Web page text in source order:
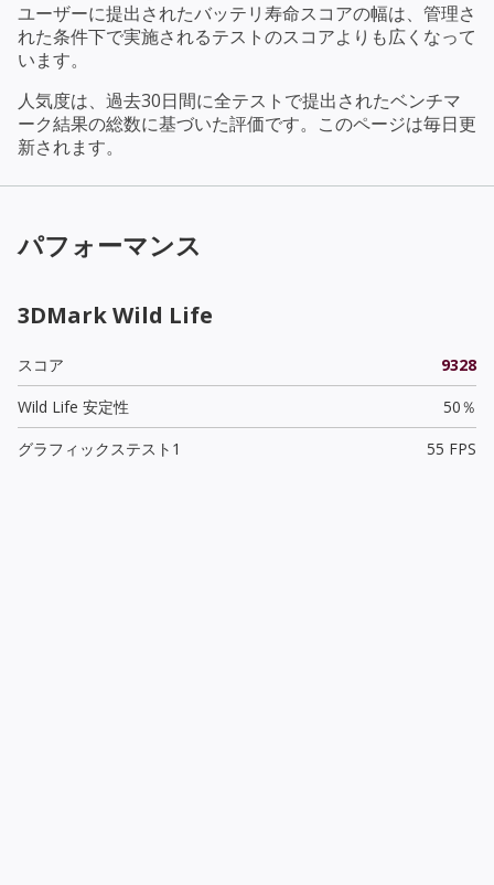
ユーザーに提出されたバッテリ寿命スコアの幅は、管理さ
れた条件下で実施されるテストのスコアよりも広くなって
います。
人気度は、過去30日間に全テストで提出されたベンチマ
ーク結果の総数に基づいた評価です。このページは毎日更
新されます。
パフォーマンス
3DMark Wild Life
スコア
9328
Wild Life 安定性
50％
グラフィックステスト1
55 FPS